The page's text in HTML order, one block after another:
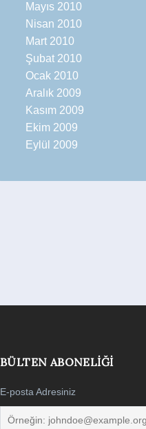
Mayıs 2010
Nisan 2010
Mart 2010
Şubat 2010
Ocak 2010
Aralık 2009
Kasım 2009
Ekim 2009
Eylül 2009
BÜLTEN ABONELIĞI
E-posta Adresiniz